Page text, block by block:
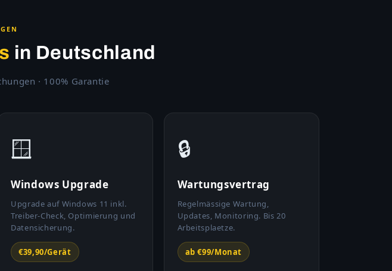
in Deutschland
· 100% Garantie
🪟
Windows Upgrade
Upgrade auf Windows 11 inkl.
Treiber-Check, Optimierung und
Datensicherung.
€39,90/Gerät
🔒
Wartungsvertrag
Regelmässige Wartung,
Updates, Monitoring. Bis 20
Arbeitsplaetze.
ab €99/Monat